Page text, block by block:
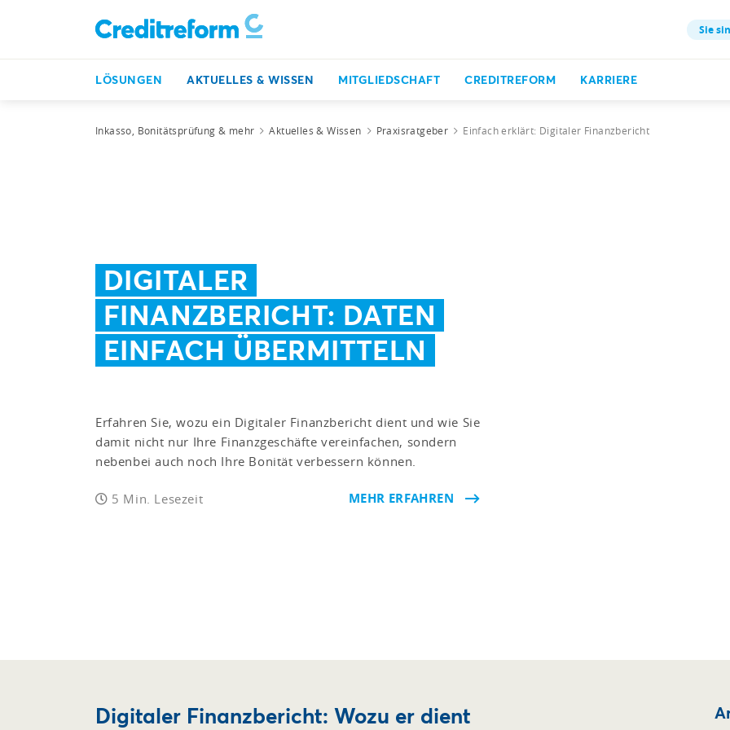
Sie
LÖSUNGEN AKTUELLES & WISSEN MITGLIEDSCHAFT CREDITREFORM KARRIERE
Inkasso, Bonitätsprüfung & mehr Aktuelles & Wissen Praxisratgeber Einfach erklärt: Digitaler Finanzbericht
DIGITALER
FINANZBERICHT: DATEN
EINFACH ÜBERMITTELN
Erfahren Sie, wozu ein Digitaler Finanzbericht dient und wie Sie
damit nicht nur Ihre Finanzgeschäfte vereinfachen, sondern
nebenbei auch noch Ihre Bonität verbessern können.
5 Min. Lesezeit MEHR ERFAHREN
Digitaler Finanzbericht: Wozu er dient